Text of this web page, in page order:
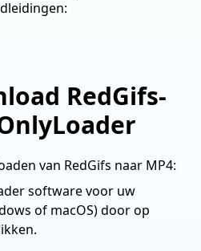
RedGifs-
van RedGifs naar MP4:
software voor uw
of macOS) door op